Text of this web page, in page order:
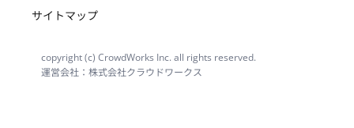
サイトマップ
copyright (c) CrowdWorks Inc. all rights reserved.
運営会社：株式会社クラウドワークス